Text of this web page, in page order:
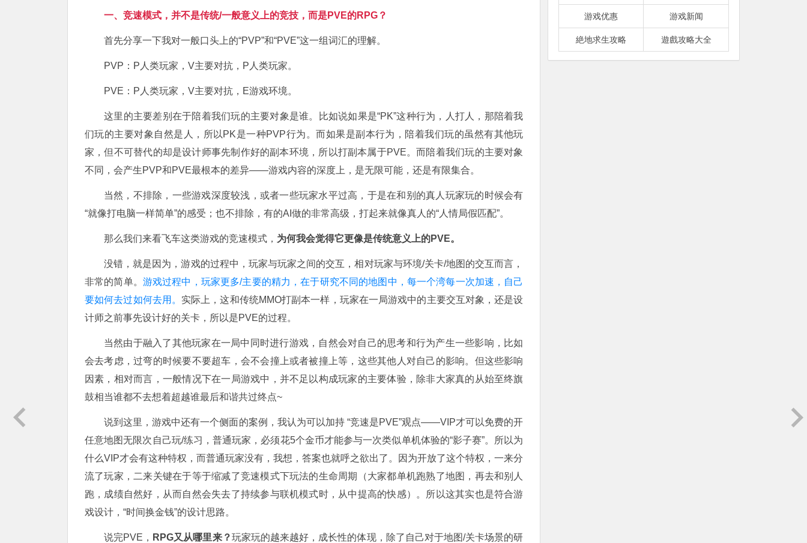
一、竞速模式，并不是传统/一般意义上的竞技，而是PVE的RPG？
首先分享一下我对一般口头上的“PVP”和“PVE”这一组词汇的理解。
PVP：P人类玩家，V主要对抗，P人类玩家。
PVE：P人类玩家，V主要对抗，E游戏环境。
这里的主要差别在于陪着我们玩的主要对象是谁。比如说如果是“PK”这种行为，人打人，那陪着我
们玩的主要对象自然是人，所以PK是一种PVP行为。而如果是副本行为，陪着我们玩的虽然有其他玩
家，但不可替代的却是设计师事先制作好的副本环境，所以打副本属于PVE。而陪着我们玩的主要对象
不同，会产生PVP和PVE最根本的差异——游戏内容的深度上，是无限可能，还是有限集合。
当然，不排除，一些游戏深度较浅，或者一些玩家水平过高，于是在和别的真人玩家玩的时候会有
“就像打电脑一样简单”的感受；也不排除，有的AI做的非常高级，打起来就像真人的“人情局假匹配”。
那么我们来看飞车这类游戏的竞速模式， 为何我会觉得它更像是传统意义上的PVE。
没错，就是因为，游戏的过程中，玩家与玩家之间的交互，相对玩家与环境/关卡/地图的交互而言，
非常的简单。 游戏过程中，玩家更多/主要的精力，在于研究不同的地图中，每一个湾每一次加速，自己
要如何去过如何去用。 实际上，这和传统MMO打副本一样，玩家在一局游戏中的主要交互对象，还是设
计师之前事先设计好的关卡，所以是PVE的过程。
当然由于融入了其他玩家在一局中同时进行游戏，自然会对自己的思考和行为产生一些影响，比如
会去考虑，过弯的时候要不要超车，会不会撞上或者被撞上等，这些其他人对自己的影响。但这些影响
因素，相对而言，一般情况下在一局游戏中，并不足以构成玩家的主要体验，除非大家真的从始至终旗
鼓相当谁都不去想着超越谁最后和谐共过终点~
说到这里，游戏中还有一个侧面的案例，我认为可以加持 “竞速是PVE”观点——VIP才可以免费的开
任意地图无限次自己玩/练习，普通玩家，必须花5个金币才能参与一次类似单机体验的“影子赛”。所以为
什么VIP才会有这种特权，而普通玩家没有，我想，答案也就呼之欲出了。因为开放了这个特权，一来分
流了玩家，二来关键在于等于缩减了竞速模式下玩法的生命周期（大家都单机跑熟了地图，再去和别人
跑，成绩自然好，从而自然会失去了持续参与联机模式时，从中提高的快感）。所以这其实也是符合游
戏设计，“时间换金钱”的设计思路。
说完PVE， RPG又从哪里来？玩家玩的越来越好，成长性的体现，除了自己对于地图/关卡场景的研
游戏优惠 游戏新闻
絶地求生攻略 遊戲攻略大全